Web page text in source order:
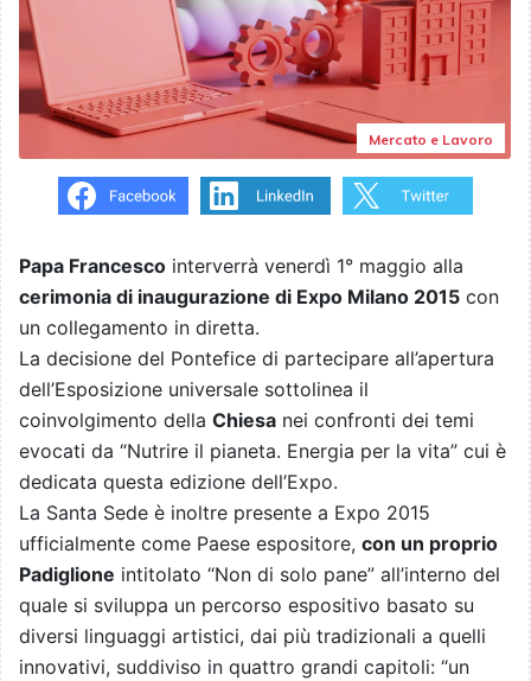
Mercato e Lavoro
Papa Francesco interverrà venerdì 1° maggio alla
cerimonia di inaugurazione di Expo Milano 2015 con
un collegamento in diretta.
La decisione del Pontefice di partecipare all’apertura
dell’Esposizione universale sottolinea il
coinvolgimento della Chiesa nei confronti dei temi
evocati da “Nutrire il pianeta. Energia per la vita” cui è
dedicata questa edizione dell’Expo.
La Santa Sede è inoltre presente a Expo 2015
ufficialmente come Paese espositore, con un proprio
Padiglione intitolato “Non di solo pane” all’interno del
quale si sviluppa un percorso espositivo basato su
diversi linguaggi artistici, dai più tradizionali a quelli
innovativi, suddiviso in quattro grandi capitoli: “un